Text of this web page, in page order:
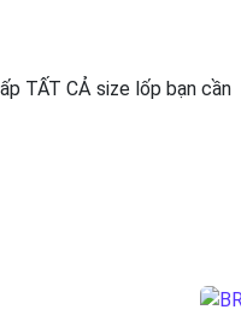
TẤT CẢ size lốp bạn cần